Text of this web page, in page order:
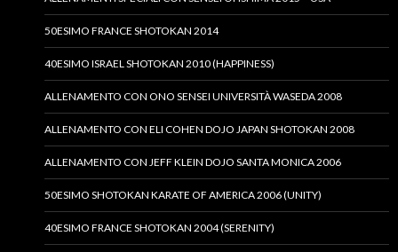
50ESIMO FRANCE SHOTOKAN 2014
40ESIMO ISRAEL SHOTOKAN 2010 (HAPPINESS)
ALLENAMENTO CON ONO SENSEI UNIVERSITÀ WASEDA 2008
ALLENAMENTO CON ELI COHEN DOJO JAPAN SHOTOKAN 2008
ALLENAMENTO CON JEFF KLEIN DOJO SANTA MONICA 2006
50ESIMO SHOTOKAN KARATE OF AMERICA 2006 (UNITY)
40ESIMO FRANCE SHOTOKAN 2004 (SERENITY)